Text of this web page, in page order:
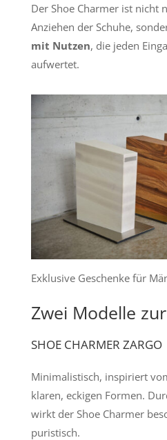
Der Shoe Charmer ist nicht
Anziehen der Schuhe,
mit Nutzen, die jeden
aufwertet.
Exklusive Geschenke für
Zwei Modelle
SHOE CHARMER ZARGO
Minimalistisch, inspiriert
klaren, eckigen Formen.
wirkt der Shoe Charmer
puristisch.